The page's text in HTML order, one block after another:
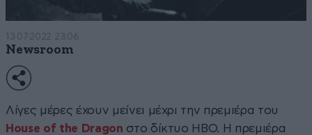
13·07·2022 23:06
Newsroom
Λίγες μέρες έχουν μείνει μέχρι την πρεμιέρα του
House of the Dragon στο δίκτυο HBO. Η πρεμιέρα